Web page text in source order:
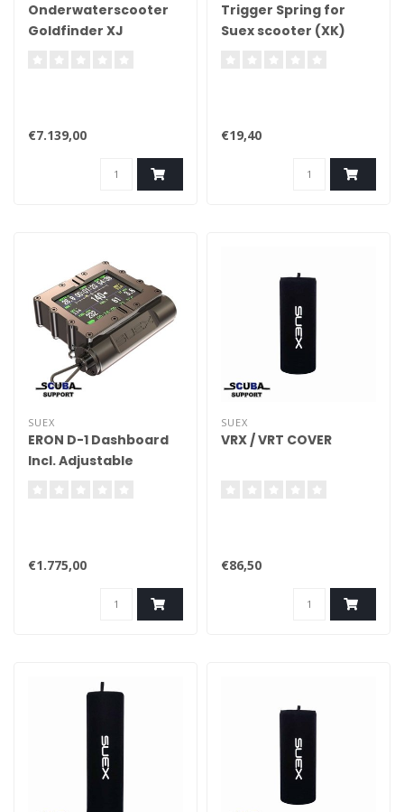
Onderwaterscooter
Goldfinder XJ
€7.139,00
Trigger Spring for
Suex scooter (XK)
€19,40
SUEX
ERON D-1 Dashboard
Incl. Adjustable
€1.775,00
SUEX
VRX / VRT COVER
€86,50